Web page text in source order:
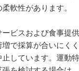
軟性があります。
ビスおよび食事提
で採算が合いにく
しています。運動